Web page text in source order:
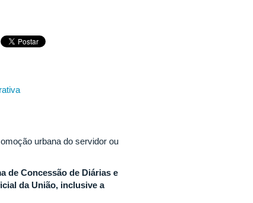
urbana do servidor ou
de Concessão de Diárias e
da União, inclusive a